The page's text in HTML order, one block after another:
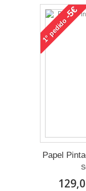
1°
pedido
-5€
Papel